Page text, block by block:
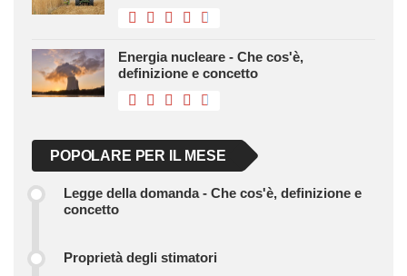
Energia nucleare - Che cos'è,
definizione e concetto
POPOLARE PER IL MESE
Legge della domanda - Che cos'è, definizione e
concetto
Proprietà degli stimatori